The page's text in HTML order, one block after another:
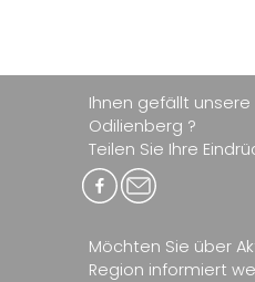
Ihnen gefällt
Odilienberg ?
Teilen Sie Ihre
Möchten Sie über
Region informiert